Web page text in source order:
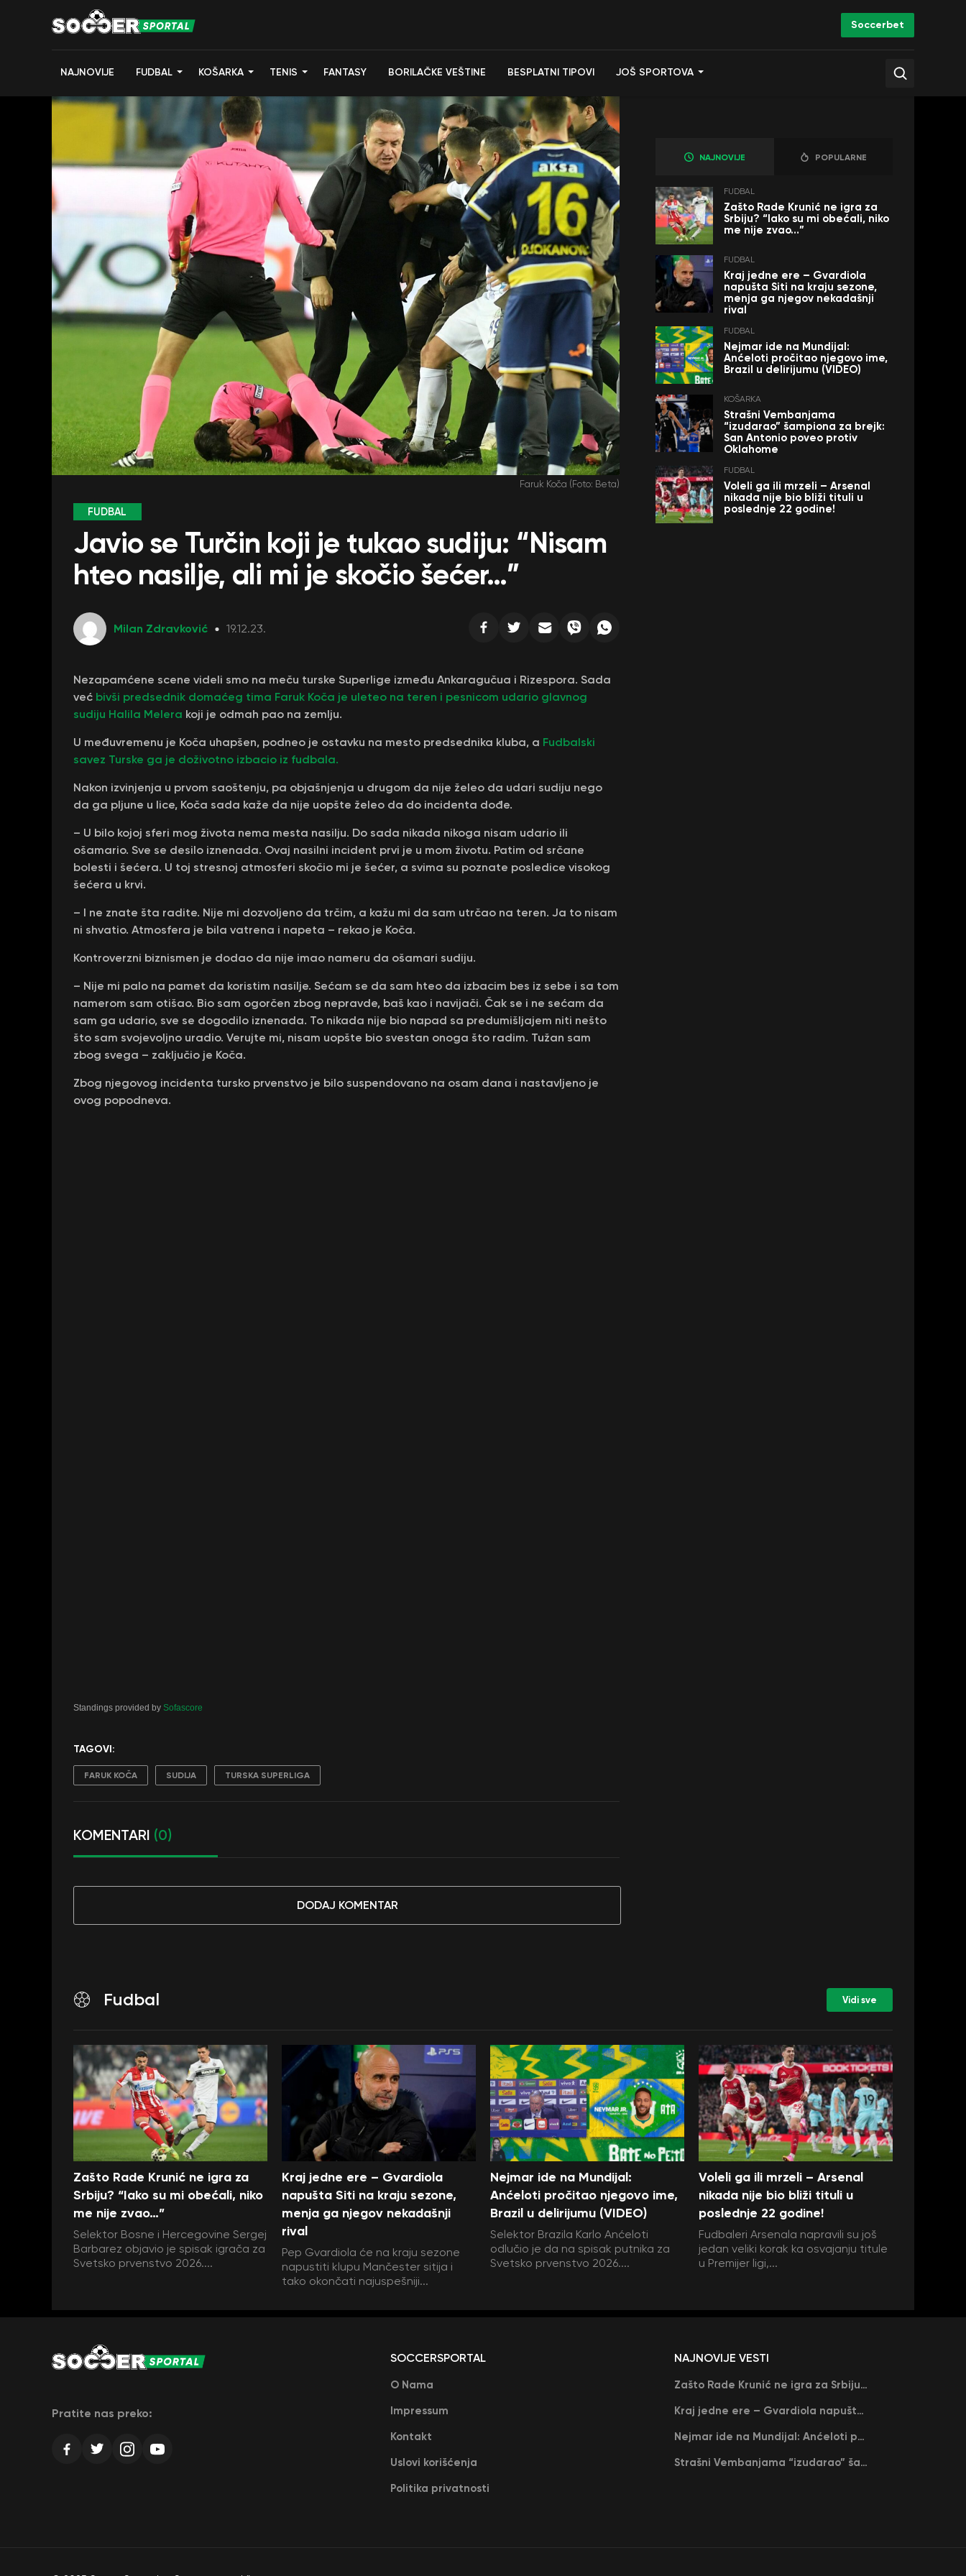
Soccerbet
NAJNOVIJE FUDBAL KOŠARKA TENIS FANTASY BORILAČKE VEŠTINE BESPLATNI TIPOVI JOŠ SPORTOVA
Faruk Koča (Foto: Beta)
FUDBAL
Javio se Turčin koji je tukao sudiju: “Nisam
hteo nasilje, ali mi je skočio šećer…”
Milan Zdravković 19.12.23.
Nezapamćene scene videli smo na meču turske Superlige između Ankaragučua i Rizespora. Sada
već bivši predsednik domaćeg tima Faruk Koča je uleteo na teren i pesnicom udario glavnog
sudiju Halila Melera koji je odmah pao na zemlju.
U međuvremenu je Koča uhapšen, podneo je ostavku na mesto predsednika kluba, a Fudbalski
savez Turske ga je doživotno izbacio iz fudbala.
Nakon izvinjenja u prvom saoštenju, pa objašnjenja u drugom da nije želeo da udari sudiju nego
da ga pljune u lice, Koča sada kaže da nije uopšte želeo da do incidenta dođe.
– U bilo kojoj sferi mog života nema mesta nasilju. Do sada nikada nikoga nisam udario ili
ošamario. Sve se desilo iznenada. Ovaj nasilni incident prvi je u mom životu. Patim od srčane
bolesti i šećera. U toj stresnoj atmosferi skočio mi je šećer, a svima su poznate posledice visokog
šećera u krvi.
– I ne znate šta radite. Nije mi dozvoljeno da trčim, a kažu mi da sam utrčao na teren. Ja to nisam
ni shvatio. Atmosfera je bila vatrena i napeta – rekao je Koča.
Kontroverzni biznismen je dodao da nije imao nameru da ošamari sudiju.
– Nije mi palo na pamet da koristim nasilje. Sećam se da sam hteo da izbacim bes iz sebe i sa tom
namerom sam otišao. Bio sam ogorčen zbog nepravde, baš kao i navijači. Čak se i ne sećam da
sam ga udario, sve se dogodilo iznenada. To nikada nije bio napad sa predumišljajem niti nešto
što sam svojevoljno uradio. Verujte mi, nisam uopšte bio svestan onoga što radim. Tužan sam
zbog svega – zaključio je Koča.
Zbog njegovog incidenta tursko prvenstvo je bilo suspendovano na osam dana i nastavljeno je
ovog popodneva.
Standings provided by Sofascore
TAGOVI:
FARUK KOČA SUDIJA TURSKA SUPERLIGA
KOMENTARI (0)
DODAJ KOMENTAR
NAJNOVIJE POPULARNE
FUDBAL
Zašto Rade Krunić ne igra za
Srbiju? “Iako su mi obećali, niko
me nije zvao…”
FUDBAL
Kraj jedne ere – Gvardiola
napušta Siti na kraju sezone,
menja ga njegov nekadašnji
rival
FUDBAL
Nejmar ide na Mundijal:
Anćeloti pročitao njegovo ime,
Brazil u delirijumu (VIDEO)
KOŠARKA
Strašni Vembanjama
“izudarao” šampiona za brejk:
San Antonio poveo protiv
Oklahome
FUDBAL
Voleli ga ili mrzeli – Arsenal
nikada nije bio bliži tituli u
poslednje 22 godine!
Fudbal Vidi sve
Zašto Rade Krunić ne igra za
Srbiju? “Iako su mi obećali, niko
me nije zvao…”
Selektor Bosne i Hercegovine Sergej
Barbarez objavio je spisak igrača za
Svetsko prvenstvo 2026....
Kraj jedne ere – Gvardiola
napušta Siti na kraju sezone,
menja ga njegov nekadašnji
rival
Pep Gvardiola će na kraju sezone
napustiti klupu Mančester sitija i
tako okončati najuspešniji...
Nejmar ide na Mundijal:
Anćeloti pročitao njegovo ime,
Brazil u delirijumu (VIDEO)
Selektor Brazila Karlo Anćeloti
odlučio je da na spisak putnika za
Svetsko prvenstvo 2026....
Voleli ga ili mrzeli – Arsenal
nikada nije bio bliži tituli u
poslednje 22 godine!
Fudbaleri Arsenala napravili su još
jedan veliki korak ka osvajanju titule
u Premijer ligi,...
Pratite nas preko:
SOCCERSPORTAL
O Nama
Impressum
Kontakt
Uslovi korišćenja
Politika privatnosti
NAJNOVIJE VESTI
Zašto Rade Krunić ne igra za Srbiju? “Iako su mi obećali, niko me nije zvao…”
Kraj jedne ere – Gvardiola napušta Siti na kraju sezone, menja ga njegov nekadašnji rival
Nejmar ide na Mundijal: Anćeloti pročitao njegovo ime, Brazil u delirijumu (VIDEO)
Strašni Vembanjama “izudarao” šampiona za brejk: San Antonio poveo protiv Oklahome